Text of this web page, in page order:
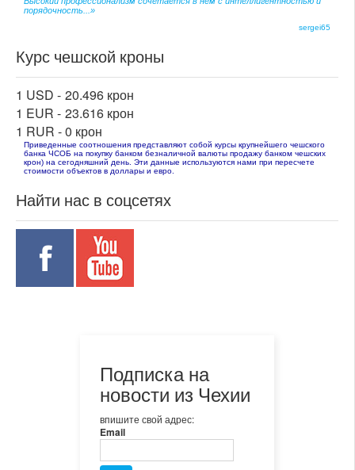
порядочность...»
sergei65
Курс чешской кроны
1 USD - 20.496 крон
1 EUR - 23.616 крон
1 RUR -0 крон
Приведенные соотношения представляют собой курсы крупнейшего чешского
банка ЧСОБ на покупку банком безналичной валюты продажу банком чешских
крон) на сегодняшний день. Эти данные используются нами при пересчете
стоимости объектов в доллары и евро.
Найти нас в соцсетях
Подписка на
новости из Чехии
впишите свой адрес:
Email